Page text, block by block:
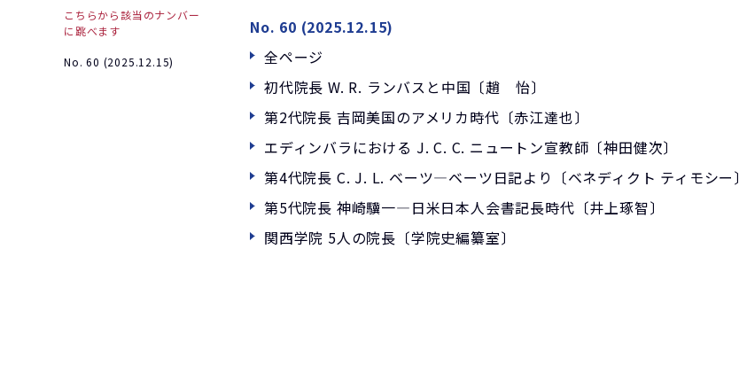
こちらから該当のナンバー
に跳べます
No. 60 (2025.12.15)
No. 60 (2025.12.15)
全ページ
初代院長 W. R. ランバスと中国〔趙 怡〕
第2代院長 吉岡美国のアメリカ時代〔赤江達也〕
エディンバラにおける J. C. C. ニュートン宣教師〔神田健次〕
第4代院長 C. J. L. ベーツ―ベーツ日記より〔ベネディクト ティモシー〕
第5代院長 神崎驥一―日米日本人会書記長時代〔井上琢智〕
関西学院 5人の院長〔学院史編纂室〕